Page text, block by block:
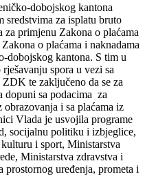
dobojskog kantona
sredstvima za isplatu bruto
za primjenu Zakona o plaćama
o plaćama i naknadama
dobojskog kantona. S tim u
spora u vezi sa
te zaključeno da se za
dopuni sa podacima za
i sa plaćama iz
Vlada je usvojila programe
socijalnu politiku i izbjeglice,
i sport, Ministarstva
Ministarstva zdravstva i
prostornog uređenja, prometa i